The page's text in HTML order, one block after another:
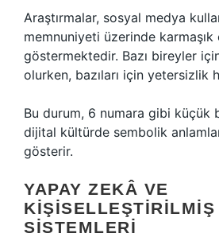
Araştırmalar, sosyal medya
memnuniyeti üzerinde karmaşık
göstermektedir. Bazı bireyler
olurken, bazıları için yetersizlik
Bu durum, 6 numara gibi küçük
dijital kültürde sembolik
gösterir.
YAPAY ZEKÂ VE
KIŞISELLEŞTIRILMIŞ
SISTEMLERI